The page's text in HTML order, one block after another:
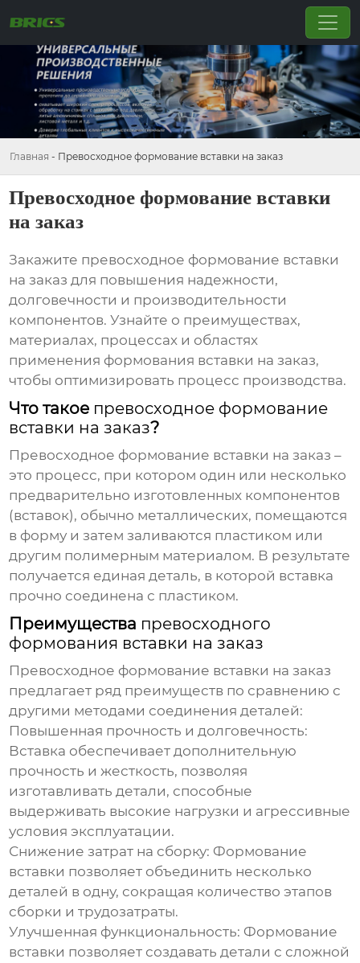
Главная - Превосходное формование вставки на заказ
Превосходное формование вставки
на заказ
Закажите превосходное формование вставки
на заказ для повышения надежности,
долговечности и производительности
компонентов. Узнайте о преимуществах,
материалах, процессах и областях
применения формования вставки на заказ,
чтобы оптимизировать процесс производства.
Что такое превосходное формование
вставки на заказ?
Превосходное формование вставки на заказ –
это процесс, при котором один или несколько
предварительно изготовленных компонентов
(вставок), обычно металлических, помещаются
в форму и затем заливаются пластиком или
другим полимерным материалом. В результате
получается единая деталь, в которой вставка
прочно соединена с пластиком.
Преимущества превосходного
формования вставки на заказ
Превосходное формование вставки на заказ
предлагает ряд преимуществ по сравнению с
другими методами соединения деталей:
Повышенная прочность и долговечность:
Вставка обеспечивает дополнительную
прочность и жесткость, позволяя
изготавливать детали, способные
выдерживать высокие нагрузки и агрессивные
условия эксплуатации.
Снижение затрат на сборку: Формование
вставки позволяет объединить несколько
деталей в одну, сокращая количество этапов
сборки и трудозатраты.
Улучшенная функциональность: Формование
вставки позволяет создавать детали с сложной